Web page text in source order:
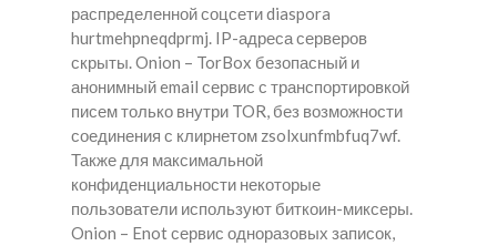
распределенной соцсети diaspora
hurtmehpneqdprmj. IP-адреса серверов
скрыты. Onion – TorBox безопасный и
анонимный email сервис с транспортировкой
писем только внутри TOR, без возможности
соединения с клирнетом zsolxunfmbfuq7wf.
Также для максимальной
конфиденциальности некоторые
пользователи используют биткоин-миксеры.
Onion – Enot сервис одноразовых записок,